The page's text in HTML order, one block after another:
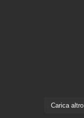
Carica altro